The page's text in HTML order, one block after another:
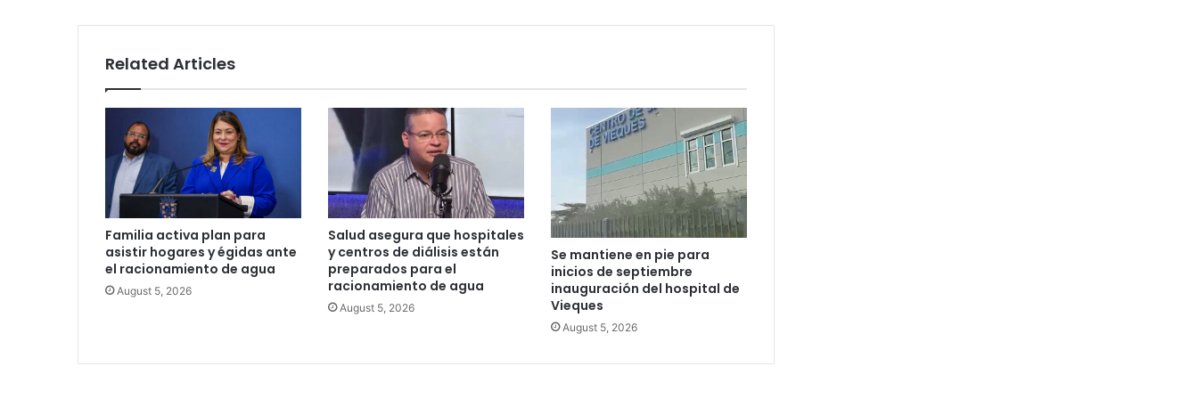
Related Articles
Familia activa plan para
asistir hogares y égidas ante
el racionamiento de agua
August 5, 2026
Salud asegura que hospitales
y centros de diálisis están
preparados para el
racionamiento de agua
August 5, 2026
Se mantiene en pie para
inicios de septiembre
inauguración del hospital de
Vieques
August 5, 2026